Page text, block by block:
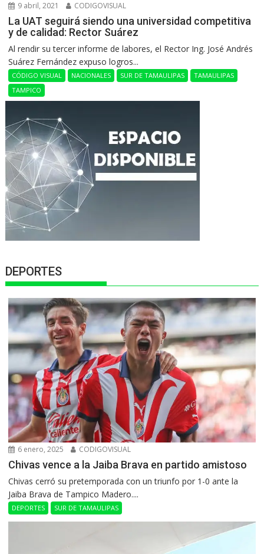
9 abril, 2021 CODIGOVISUAL
La UAT seguirá siendo una universidad competitiva
y de calidad: Rector Suárez
Al rendir su tercer informe de labores, el Rector Ing. José Andrés
Suárez Fernández expuso logros...
CÓDIGO VISUAL NACIONALES SUR DE TAMAULIPAS
TAMAULIPAS
TAMPICO
DEPORTES
6 enero, 2025 CODIGOVISUAL
Chivas vence a la Jaiba Brava en partido amistoso
Chivas cerró su pretemporada con un triunfo por 1-0 ante la
Jaiba Brava de Tampico Madero....
DEPORTES SUR DE TAMAULIPAS